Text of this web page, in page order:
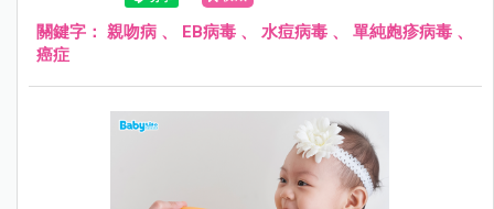
關鍵字： 親吻病 、 EB病毒 、 水痘病毒 、 單純皰疹病毒 、
癌症